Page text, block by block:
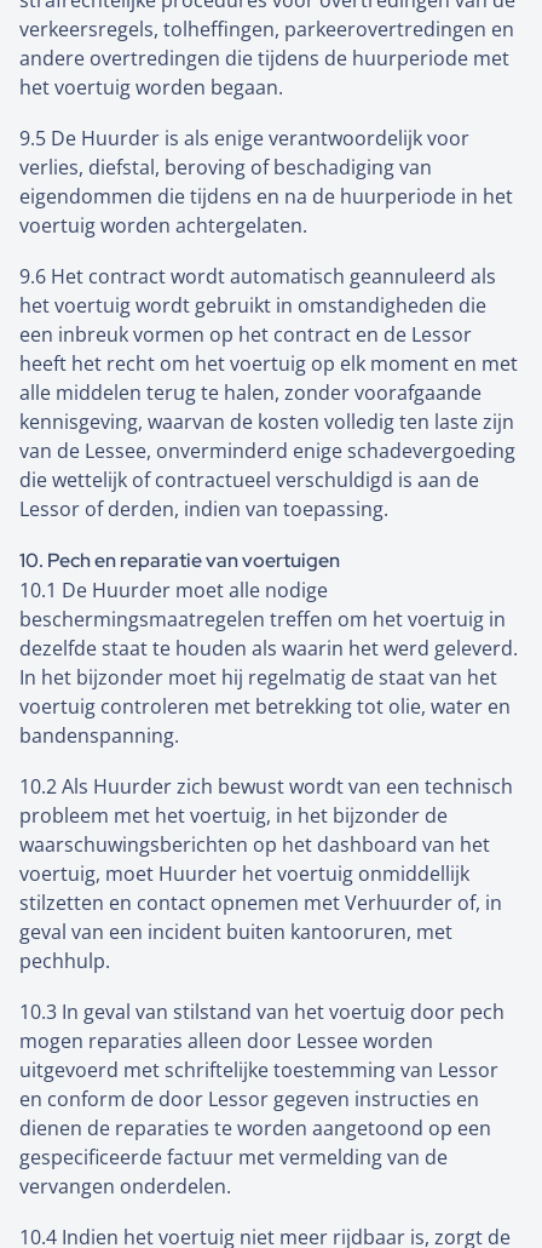
verkeersregels, tolheffingen, parkeerovertredingen en
andere overtredingen die tijdens de huurperiode met
het voertuig worden begaan.
9.5 De Huurder is als enige verantwoordelijk voor
verlies, diefstal, beroving of beschadiging van
eigendommen die tijdens en na de huurperiode in het
voertuig worden achtergelaten.
9.6 Het contract wordt automatisch geannuleerd als
het voertuig wordt gebruikt in omstandigheden die
een inbreuk vormen op het contract en de Lessor
heeft het recht om het voertuig op elk moment en met
alle middelen terug te halen, zonder voorafgaande
kennisgeving, waarvan de kosten volledig ten laste zijn
van de Lessee, onverminderd enige schadevergoeding
die wettelijk of contractueel verschuldigd is aan de
Lessor of derden, indien van toepassing.
10. Pech en reparatie van voertuigen
10.1 De Huurder moet alle nodige
beschermingsmaatregelen treffen om het voertuig in
dezelfde staat te houden als waarin het werd geleverd.
In het bijzonder moet hij regelmatig de staat van het
voertuig controleren met betrekking tot olie, water en
bandenspanning.
10.2 Als Huurder zich bewust wordt van een technisch
probleem met het voertuig, in het bijzonder de
waarschuwingsberichten op het dashboard van het
voertuig, moet Huurder het voertuig onmiddellijk
stilzetten en contact opnemen met Verhuurder of, in
geval van een incident buiten kantooruren, met
pechhulp.
10.3 In geval van stilstand van het voertuig door pech
mogen reparaties alleen door Lessee worden
uitgevoerd met schriftelijke toestemming van Lessor
en conform de door Lessor gegeven instructies en
dienen de reparaties te worden aangetoond op een
gespecificeerde factuur met vermelding van de
vervangen onderdelen.
10.4 Indien het voertuig niet meer rijdbaar is, zorgt de